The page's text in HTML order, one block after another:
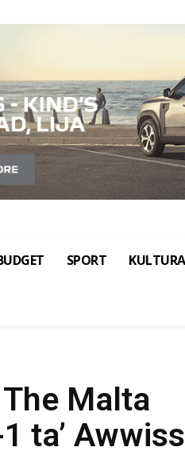
SPORT KULTURA
Malta
ta’